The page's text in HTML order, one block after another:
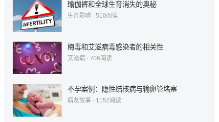
瑜伽裤和全球生育消失的奥秘
生育影响 · 510阅读
梅毒和艾滋病毒感染者的相关性
艾滋病· 706阅读
不孕案例：隐性结核病与输卵管堵塞
病友故事· 1152阅读